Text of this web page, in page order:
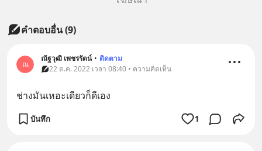
คำตอบอื่น(9)
ณ
ณัฐวุฒิ เพชรรัตน์ • ติดตาม
22 ต.ค. 2022 เวลา 08:40 • ความคิดเห็น
ช่างมันเหอะเดียวก็ดีเอง
บันทึก 1